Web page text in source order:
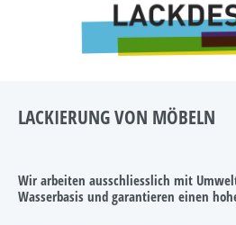
LACKIERUNG VON MÖBELN
Wir arbeiten ausschliesslich mit
Wasserbasis und garantieren einen